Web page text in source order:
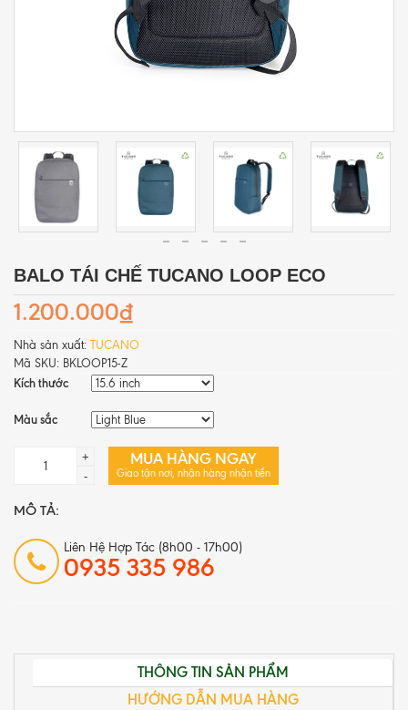
BALO TÁI CHẾ TUCANO LOOP ECO
1.200.000₫
Nhà sản xuất: TUCANO
Mã SKU: BKLOOP15-Z
Kích thước
Màu sắc
+
-
MUA HÀNG NGAY
Giao tận nơi, nhận hàng nhận tiền
MÔ TẢ:
Liên Hệ Hợp Tác (8h00 - 17h00)
0935 335 986
THÔNG TIN SẢN PHẨM
HƯỚNG DẪN MUA HÀNG